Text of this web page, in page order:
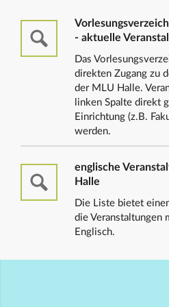
- aktuelle
Das
direkten Zugang zu
der MLU Halle.
linken Spalte direkt
Einrichtung (z.B.
werden.
englische
Halle
Die Liste bietet
die Veranstaltungen
Englisch.